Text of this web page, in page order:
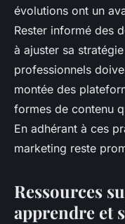
évolutions ont un
Rester informé des
à ajuster sa
professionnels
montée des
formes de contenu
En adhérant à ces
marketing reste
Ressources
apprendre et